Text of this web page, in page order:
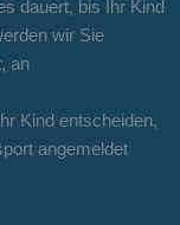
dauert, bis Ihr Kind
wir Sie
an
Kind entscheiden,
angemeldet